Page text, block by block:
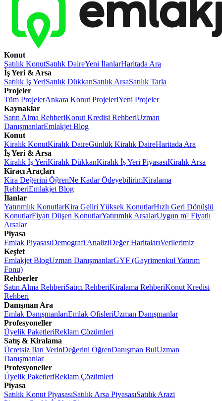
Konut
Satılık KonutSatılık DaireYeni İlanlarHaritada Ara
İş Yeri & Arsa
Satılık İş YeriSatılık DükkanSatılık ArsaSatılık Tarla
Projeler
Tüm ProjelerAnkara Konut ProjeleriYeni Projeler
Kaynaklar
Satın Alma RehberiKonut Kredisi RehberiUzman
DanışmanlarEmlakjet Blog
Konut
Kiralık KonutKiralık DaireGünlük Kiralık DaireHaritada Ara
İş Yeri & Arsa
Kiralık İş YeriKiralık DükkanKiralık İş Yeri PiyasasıKiralık Arsa
Kiracı Araçları
Kira Değerini ÖğrenNe Kadar ÖdeyebilirimKiralama
RehberiEmlakjet Blog
İlanlar
Yatırımlık KonutlarKira Geliri Yüksek KonutlarHızlı Geri Dönüşlü
KonutlarFiyatı Düşen KonutlarYatırımlık ArsalarUygun m² Fiyatlı
Arsalar
Piyasa
Emlak PiyasasıDemografi AnaliziDeğer HaritalarıVerilerimiz
Keşfet
Emlakjet BlogUzman DanışmanlarGYF (Gayrimenkul Yatırım
Fonu)
Rehberler
Satın Alma RehberiSatıcı RehberiKiralama RehberiKonut Kredisi
Rehberi
Danışman Ara
Emlak DanışmanlarıEmlak OfisleriUzman Danışmanlar
Profesyoneller
Üyelik PaketleriReklam Çözümleri
Satış & Kiralama
Ücretsiz İlan VerinDeğerini ÖğrenDanışman BulUzman
Danışmanlar
Profesyoneller
Üyelik PaketleriReklam Çözümleri
Piyasa
Satılık Konut PiyasasıSatılık Arsa PiyasasıSatılık Arazi